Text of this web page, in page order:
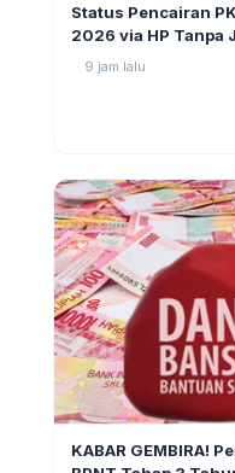
Status Pencairan
2026 via HP Tanpa
9 jam lalu
KABAR GEMBIRA!